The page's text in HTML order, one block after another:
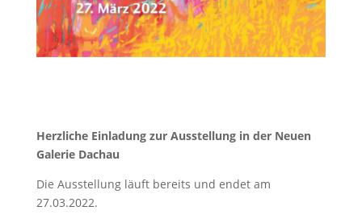
Herzliche Einladung zur Ausstellung in der Neuen
Galerie Dachau
Die Ausstellung läuft bereits und endet am
27.03.2022.